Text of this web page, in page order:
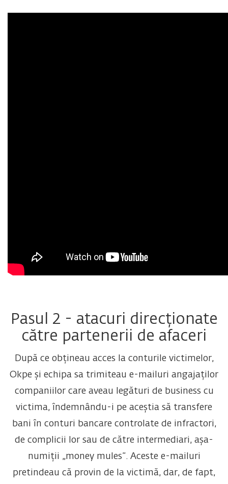
Pasul 2 - atacuri direcționate
către partenerii de afaceri
După ce obțineau acces la conturile victimelor,
Okpe și echipa sa trimiteau e-mailuri angajaților
companiilor care aveau legături de business cu
victima, îndemnându-i pe aceștia să transfere
bani în conturi bancare controlate de infractori,
de complicii lor sau de către intermediari, așa-
numiții „money mules”. Aceste e-mailuri
pretindeau că provin de la victimă, dar, de fapt,